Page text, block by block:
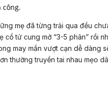
mẹ đã từng trải qua đều
cổ tử cung mở “3-5 phân” rồi
may mắn vượt cạn dễ dàng
thường truyền tai nhau mẹo